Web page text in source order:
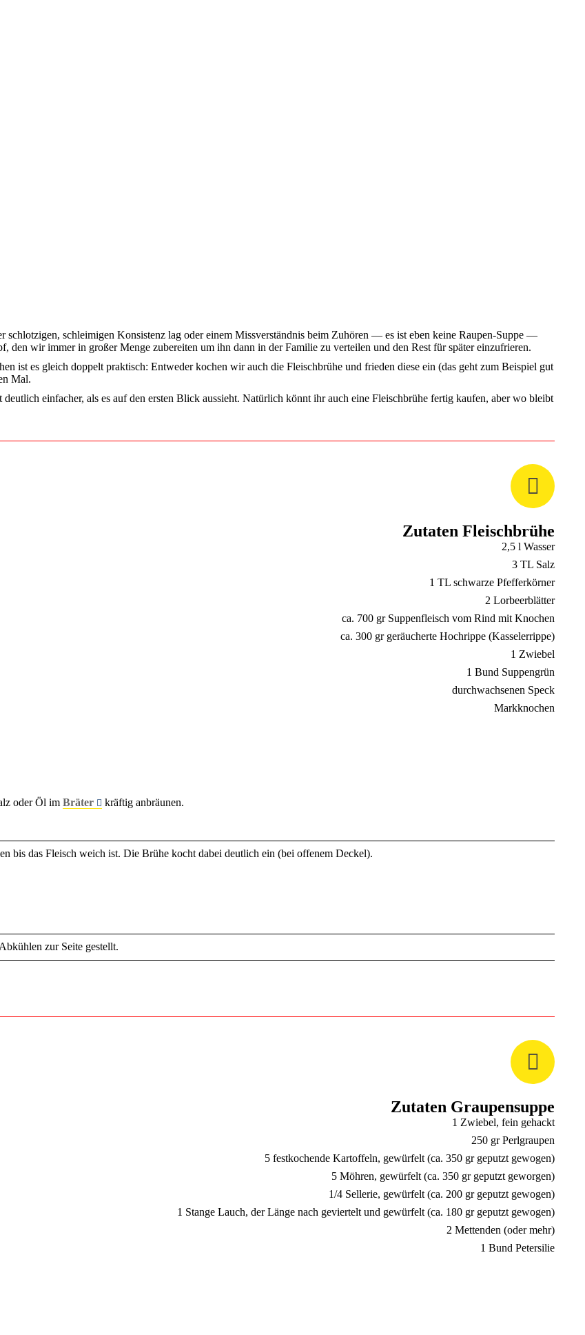
schleimigen Konsistenz lag oder einem Missverständnis beim Zuhören — es ist eben keine Raupen-Suppe —
wir immer in großer Menge zubereiten um ihn dann in der Familie zu verteilen und den Rest für später einzufrieren.
ist es gleich doppelt praktisch: Entweder kochen wir auch die Fleischbrühe und frieden diese ein (das geht zum Beispiel gut
Mal.
einfacher, als es auf den ersten Blick aussieht. Natürlich könnt ihr auch eine Fleischbrühe fertig kaufen, aber wo bleibt
Zutaten Fleischbrühe
2,5 l Wasser
3 TL Salz
1 TL schwarze Pfefferkörner
2 Lorbeerblätter
ca. 700 gr Suppenfleisch vom Rind mit Knochen
ca. 300 gr geräucherte Hochrippe (Kasselerrippe)
1 Zwiebel
1 Bund Suppengrün
durchwachsenen Speck
Markknochen
oder Öl im Bräter kräftig anbräunen.
bis das Fleisch weich ist. Die Brühe kocht dabei deutlich ein (bei offenem Deckel).
zur Seite gestellt.
Zutaten Graupensuppe
1 Zwiebel, fein gehackt
250 gr Perlgraupen
5 festkochende Kartoffeln, gewürfelt (ca. 350 gr geputzt gewogen)
5 Möhren, gewürfelt (ca. 350 gr geputzt geworgen)
1/4 Sellerie, gewürfelt (ca. 200 gr geputzt gewogen)
1 Stange Lauch, der Länge nach geviertelt und gewürfelt (ca. 180 gr geputzt gewogen)
2 Mettenden (oder mehr)
1 Bund Petersilie